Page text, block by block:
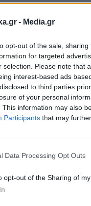
- Media.gr
opt-out of the sale,
for targeted
selection. Please note that
interest-based ads
to third parties
of your personal
This information may also
Participants that may
Data Processing Opt Outs
opt-out of the Sharing of
ότι οι
σημαντικά
περασμένο
θρίαμβο, τα
έχει ήδη
παραμένει
από
ζήτηση των
αυξάνοντας